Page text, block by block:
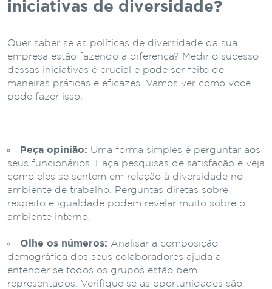
iniciativas de diversidade?
Quer saber se as políticas de diversidade da sua
empresa estão fazendo a diferença? Medir o sucesso
dessas iniciativas é crucial e pode ser feito de
maneiras práticas e eficazes. Vamos ver como você
pode fazer isso:
Peça opinião: Uma forma simples é perguntar aos
seus funcionários. Faça pesquisas de satisfação e veja
como eles se sentem em relação à diversidade no
ambiente de trabalho. Perguntas diretas sobre
respeito e igualdade podem revelar muito sobre o
ambiente interno.
Olhe os números: Analisar a composição
demográfica dos seus colaboradores ajuda a
entender se todos os grupos estão bem
representados. Verifique se as oportunidades são